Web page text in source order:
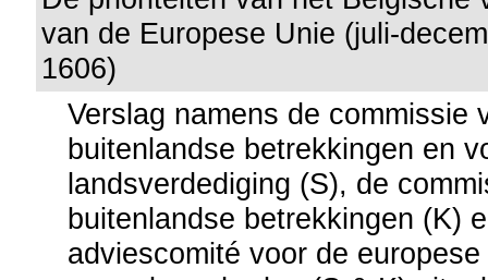
van de Europese Unie (juli-
1606)
Verslag namens de commissie
buitenlandse betrekkingen en
landsverdediging (S), de
buitenlandse betrekkingen (K)
adviescomité voor de europese